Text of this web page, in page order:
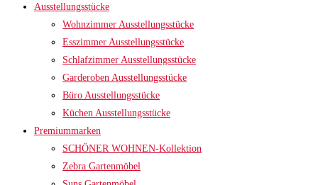
Ausstellungsstücke
Wohnzimmer Ausstellungsstücke
Esszimmer Ausstellungsstücke
Schlafzimmer Ausstellungsstücke
Garderoben Ausstellungsstücke
Büro Ausstellungsstücke
Küchen Ausstellungsstücke
Premiummarken
SCHÖNER WOHNEN-Kollektion
Zebra Gartenmöbel